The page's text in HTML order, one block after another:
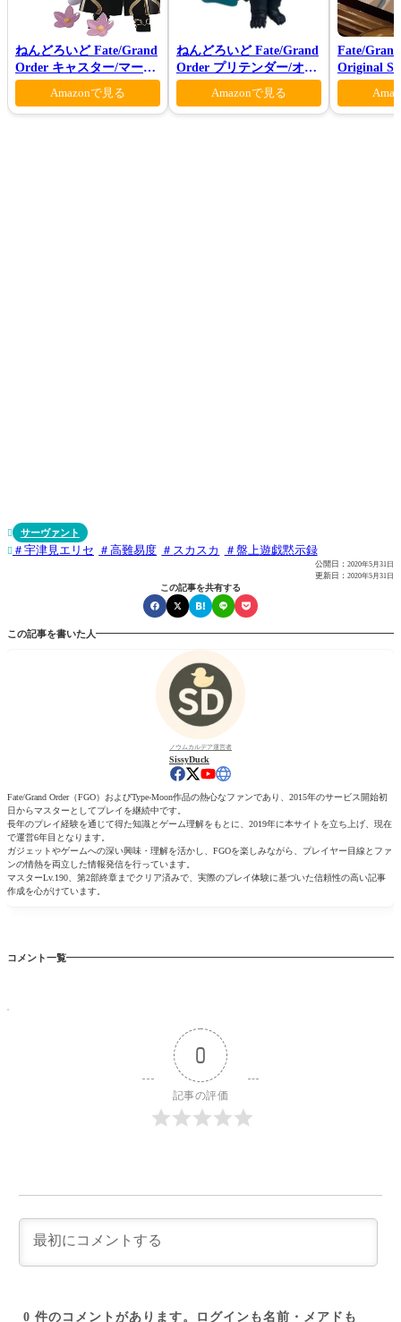
ねんどろいど Fate/Grand
Order キャスター/マーリ
ン 花の魔術師Ver.
Amazonで見る
ねんどろいど Fate/Grand
Order プリテンダー/オベ
ロン ヴォーティガーン
Amazonで見る
Fate/
Original
Ⅶ(初回仕
 サーヴァント
 宇津見エリセ 高難易度 スカスカ 盤上遊戯黙示録
公開日： 2020年5月31日
更新日： 2020年5月31日
この記事を共有する
この記事を書いた人
ノウムカルデア運営者
SissyDuck
Fate/Grand Order（FGO）およびType-Moon作品の熱心なファンであり、2015年のサービス開始初
日からマスターとしてプレイを継続中です。
長年のプレイ経験を通じて得た知識とゲーム理解をもとに、2019年に本サイトを立ち上げ、現在
で運営6年目となります。
ガジェットやゲームへの深い興味・理解を活かし、FGOを楽しみながら、プレイヤー目線とファ
ンの情熱を両立した情報発信を行っています。
マスターLv.190、第2部終章までクリア済みで、実際のプレイ体験に基づいた信頼性の高い記事
作成を心がけています。
コメント一覧
0
記事の評価
0 件のコメントがあります。ログインも名前・メアドも